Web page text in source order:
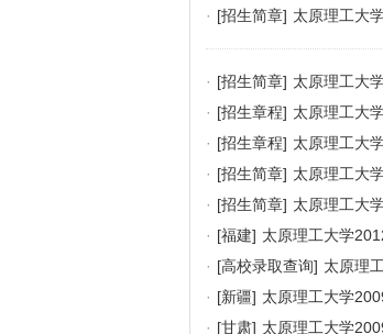
· [招生简章] 太原理工大
· [招生简章] 太原理工大
· [招生章程] 太原理工大
· [招生章程] 太原理工大
· [招生简章] 太原理工大
· [招生简章] 太原理工大
· [福建] 太原理工大学
· [高校录取查询] 太原理
· [新疆] 太原理工大学
· [甘肃] 太原理工大学